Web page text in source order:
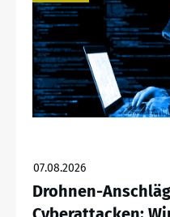
07.08.2026
Drohnen-